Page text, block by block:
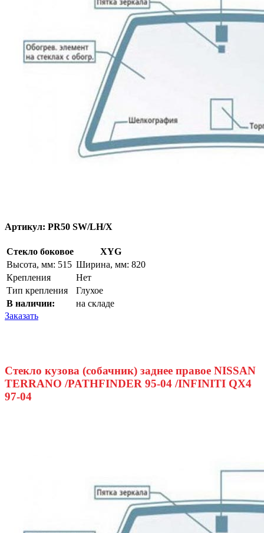
Артикул: PR50 SW/LH/X
Стекло боковое
XYG
Высота, мм: 515 Ширина, мм: 820
Крепления
Нет
Тип крепления
Глухое
В наличии:
на складе
Заказать
Стекло кузова (собачник) заднее правое NISSAN
TERRANO /PATHFINDER 95-04 /INFINITI QX4
97-04